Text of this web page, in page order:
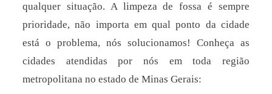
qualquer situação. A limpeza de fossa é sempre
prioridade, não importa em qual ponto da cidade
está o problema, nós solucionamos! Conheça as
cidades atendidas por nós em toda região
metropolitana no estado de Minas Gerais: